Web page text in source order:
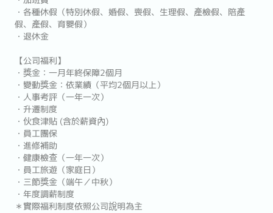
・各種休假（特別休假、婚假、喪假、生理假、產檢假、陪產
假、產假、育嬰假）
・退休金
【公司福利】
・獎金：一月年終保障2個月
・變動獎金：依業績（平均2個月以上）
・人事考評（一年一次）
・升遷制度
・伙食津貼 (含於薪資內)
・員工團保
・進修補助
・健康檢查（一年一次）
・員工旅遊（家庭日）
・三節獎金（端午／中秋）
・年度調薪制度
＊實際福利制度依照公司說明為主